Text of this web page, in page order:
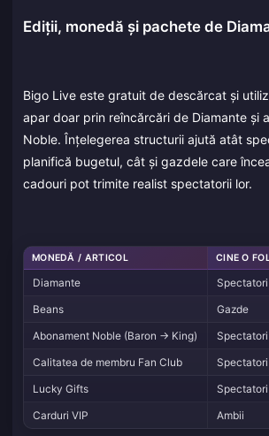
Ediții, monedă și pachete de
Bigo Live este gratuit de descărcat și
apar doar prin reîncărcări de Diamante și
Noble. Înțelegerea structurii ajută atât
planifică bugetul, cât și gazdele care
cadouri pot trimite realist spectatorii lor.
MONEDĂ / ARTICOL CINE O
Diamante Spectatori
Beans
Gazde
Abonament Noble (Baron → King)
Spectatori
Calitatea de membru Fan Club
Spectatori
Lucky Gifts
Spectatori
Carduri VIP
Ambii